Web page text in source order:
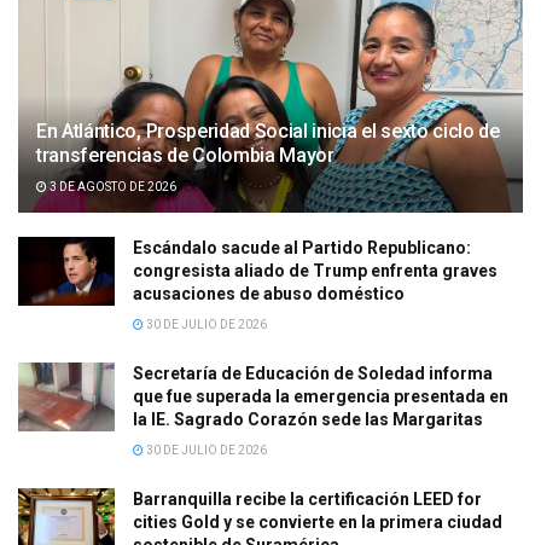
En Atlántico, Prosperidad Social inicia el sexto ciclo de
transferencias de Colombia Mayor
3 DE AGOSTO DE 2026
Escándalo sacude al Partido Republicano:
congresista aliado de Trump enfrenta graves
acusaciones de abuso doméstico
30 DE JULIO DE 2026
Secretaría de Educación de Soledad informa
que fue superada la emergencia presentada en
la IE. Sagrado Corazón sede las Margaritas
30 DE JULIO DE 2026
Barranquilla recibe la certificación LEED for
cities Gold y se convierte en la primera ciudad